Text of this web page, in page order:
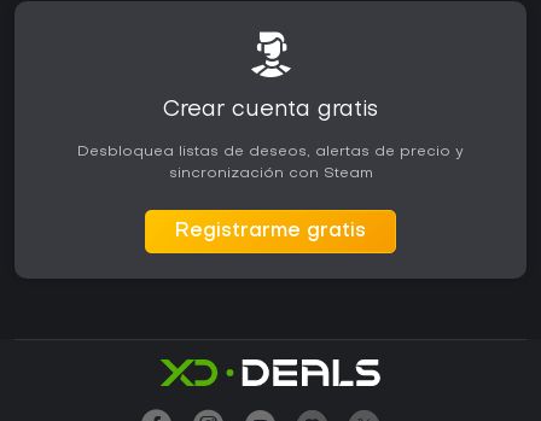
Crear cuenta gratis
Desbloquea listas de deseos, alertas de precio y
sincronización con Steam
Registrarme gratis